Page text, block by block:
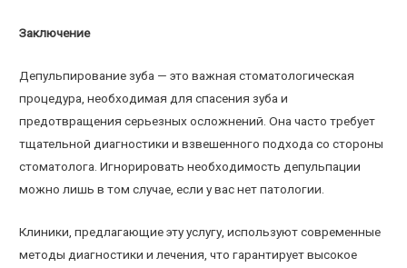
Заключение
Депульпирование зуба — это важная стоматологическая
процедура, необходимая для спасения зуба и
предотвращения серьезных осложнений. Она часто требует
тщательной диагностики и взвешенного подхода со стороны
стоматолога. Игнорировать необходимость депульпации
можно лишь в том случае, если у вас нет патологии.
Клиники, предлагающие эту услугу, используют современные
методы диагностики и лечения, что гарантирует высокое